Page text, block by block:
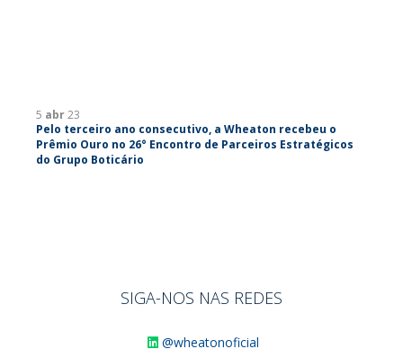
5 abr23
Pelo terceiro ano consecutivo, a Wheaton recebeu o
Prêmio Ouro no 26° Encontro de Parceiros Estratégicos
do Grupo Boticário
SIGA-NOS NAS REDES
@wheatonoficial